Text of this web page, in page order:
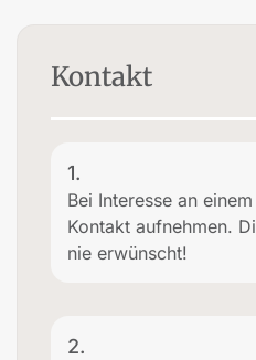
Kontakt
1.
Bei Interesse an
Kontakt aufnehmen.
nie erwünscht!
2.